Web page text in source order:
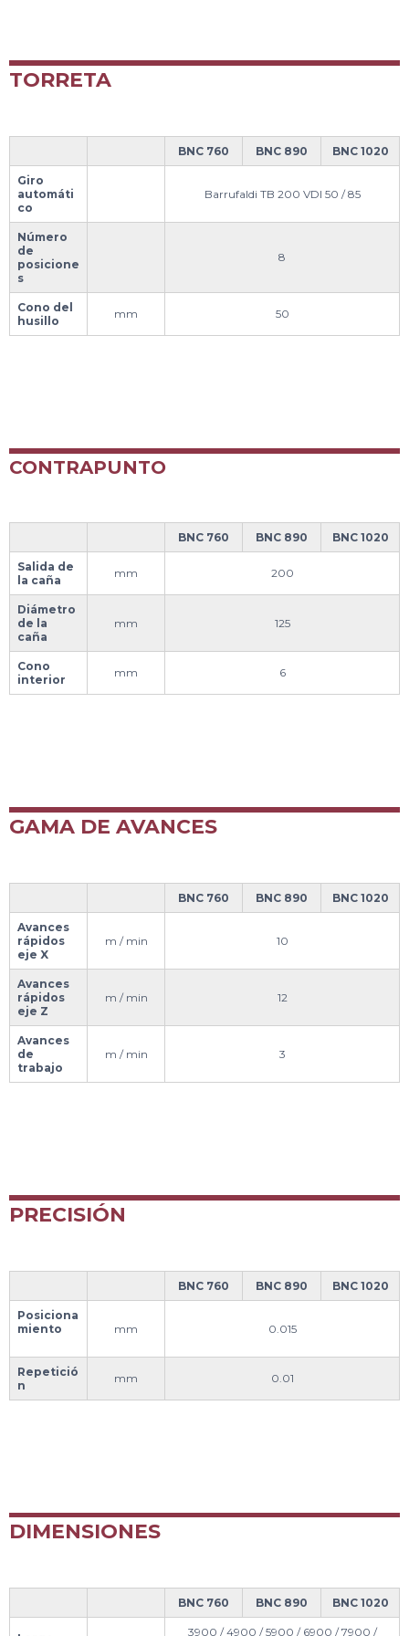
TORRETA
BNC 760 BNC 890 BNC 1020
Giro
automáti
co
Barrufaldi TB 200 VDI 50 / 85
Número
de
posicione
s
8
Cono del
husillo
mm 50
CONTRAPUNTO
BNC 760 BNC 890 BNC 1020
Salida de
la caña
mm 200
Diámetro
de la
caña
mm 125
Cono
interior
mm 6
GAMA DE AVANCES
BNC 760 BNC 890 BNC 1020
Avances
rápidos
eje X
m / min 10
Avances
rápidos
eje Z
m / min 12
Avances
de
trabajo
m / min 3
PRECISIÓN
BNC 760 BNC 890 BNC 1020
Posiciona
miento
mm 0.015
Repetició
n
mm 0.01
DIMENSIONES
BNC 760 BNC 890 BNC 1020
3900 / 4900 / 5900 / 6900 / 7900 /